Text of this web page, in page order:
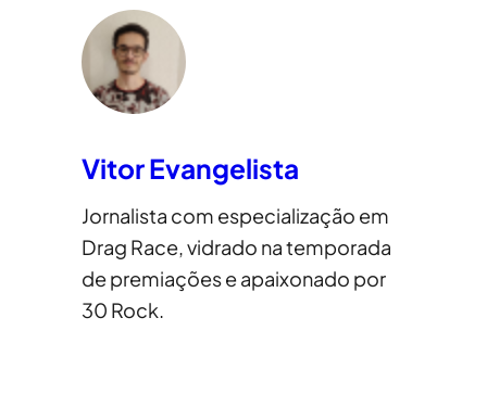
Vitor Evangelista
Jornalista com especialização em
Drag Race, vidrado na temporada
de premiações e apaixonado por
30 Rock.